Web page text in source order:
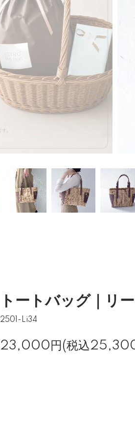
トートバッグ｜リ
2501-Li34
23,000円(税込